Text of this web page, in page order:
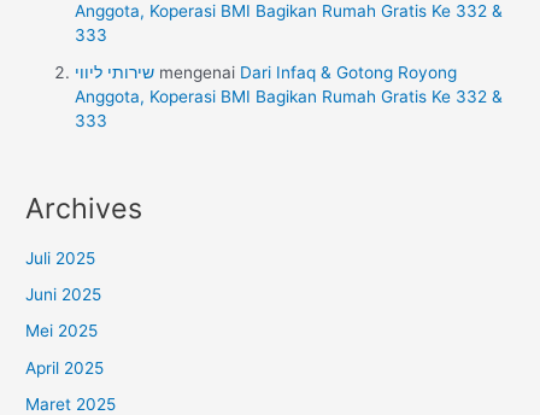
Anggota, Koperasi BMI Bagikan Rumah Gratis Ke 332 &
333
שירותי ליווי mengenai Dari Infaq & Gotong Royong
Anggota, Koperasi BMI Bagikan Rumah Gratis Ke 332 &
333
Archives
Juli 2025
Juni 2025
Mei 2025
April 2025
Maret 2025